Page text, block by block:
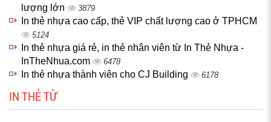
lượng lớn
3879
In thẻ nhựa cao cấp, thẻ VIP chất lượng cao ở TPHCM
5124
In thẻ nhựa giá rẻ, in thẻ nhân viên từ In Thẻ Nhựa -
InTheNhua.com
6478
In thẻ nhựa thành viên cho CJ Building 6178
IN THẺ TỪ